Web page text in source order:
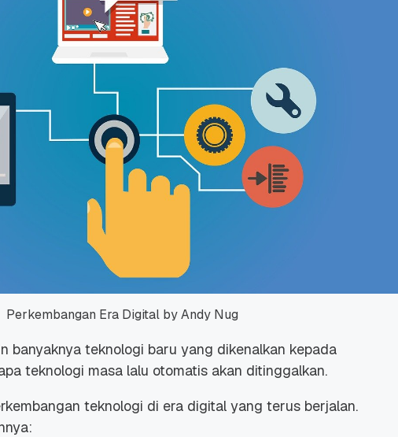
Domain .ID dan Diskon
20 Nov, 2025 6
Perkembangan Era Digital by Andy Nug
banyaknya teknologi baru yang dikenalkan kepada
teknologi masa lalu otomatis akan ditinggalkan.
teknologi di era digital yang terus berjalan.